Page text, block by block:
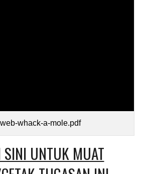
whack-a-mole.pdf
UNTUK MUAT